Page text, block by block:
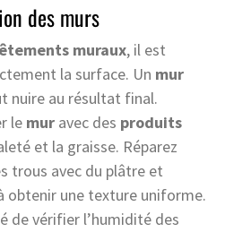
des murs
muraux, il est
la surface. Un mur
nuire au résultat final.
le mur avec des produits
et la graisse. Réparez
trous avec du plâtre et
obtenir une texture uniforme.
de vérifier l’humidité des